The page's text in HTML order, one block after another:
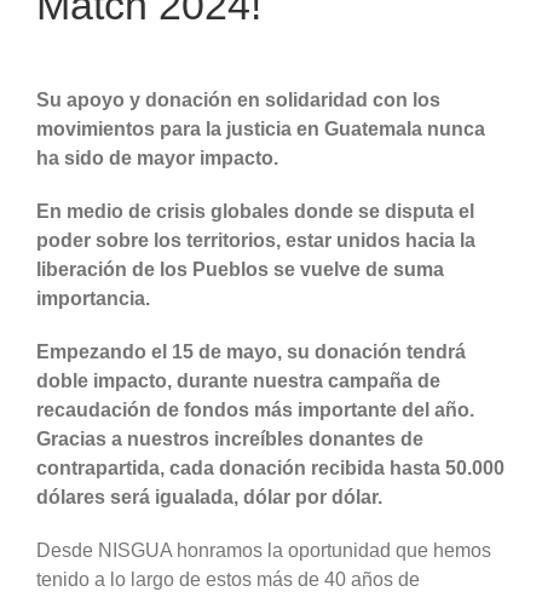
Su apoyo y donación en solidaridad con los
movimientos para la justicia en Guatemala nunca
ha sido de mayor impacto.
En medio de crisis globales donde se disputa el
poder sobre los territorios, estar unidos hacia la
liberación de los Pueblos se vuelve de suma
importancia.
Empezando el 15 de mayo, su donación tendrá
doble impacto, durante nuestra campaña de
recaudación de fondos más importante del año.
Gracias a nuestros increíbles donantes de
contrapartida, cada donación recibida hasta 50.000
dólares será igualada, dólar por dólar.
Desde NISGUA honramos la oportunidad que hemos
tenido a lo largo de estos más de 40 años de